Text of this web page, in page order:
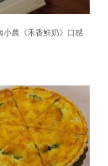
農《禾香鮮奶》口感